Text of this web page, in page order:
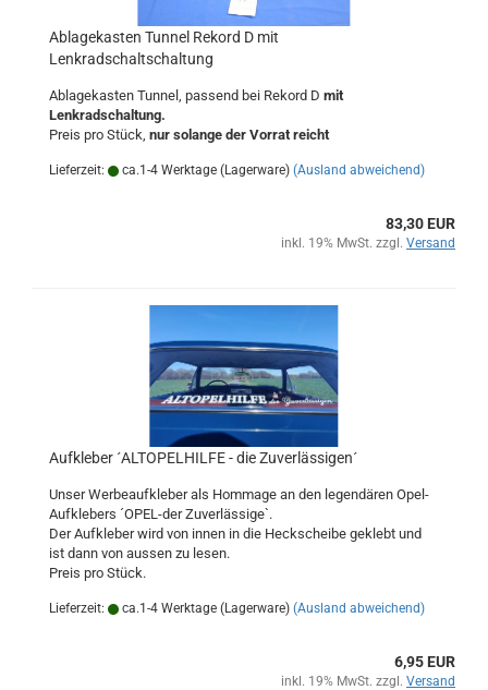
Ablagekasten Tunnel Rekord D mit
Lenkradschaltschaltung
Ablagekasten Tunnel, passend bei Rekord D mit
Lenkradschaltung.
Preis pro Stück, nur solange der Vorrat reicht
Lieferzeit: ca.1-4 Werktage (Lagerware) (Ausland abweichend)
83,30 EUR
inkl. 19% MwSt. zzgl. Versand
Aufkleber ´ALTOPELHILFE - die Zuverlässigen´
Unser Werbeaufkleber als Hommage an den legendären Opel-
Aufklebers ´OPEL-der Zuverlässige`.
Der Aufkleber wird von innen in die Heckscheibe geklebt und
ist dann von aussen zu lesen.
Preis pro Stück.
Lieferzeit: ca.1-4 Werktage (Lagerware) (Ausland abweichend)
6,95 EUR
inkl. 19% MwSt. zzgl. Versand